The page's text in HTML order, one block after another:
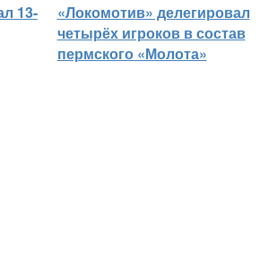
13-
«Локомотив» делегировал
четырёх игроков в состав
пермского «Молота»